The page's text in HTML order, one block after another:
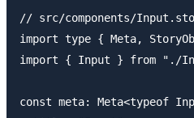
// src/components/
import type { Meta,
import { Input } from "./
const meta: Meta<typeof